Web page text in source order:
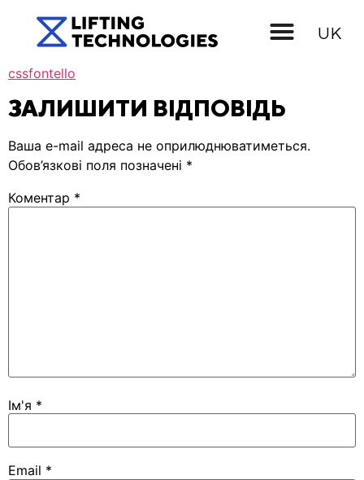
UK
RU
cssfontello
ЗАЛИШИТИ ВІДПОВІДЬ
Ваша e-mail адреса не оприлюднюватиметься.
Обов’язкові поля позначені *
Коментар *
Ім'я *
Email *